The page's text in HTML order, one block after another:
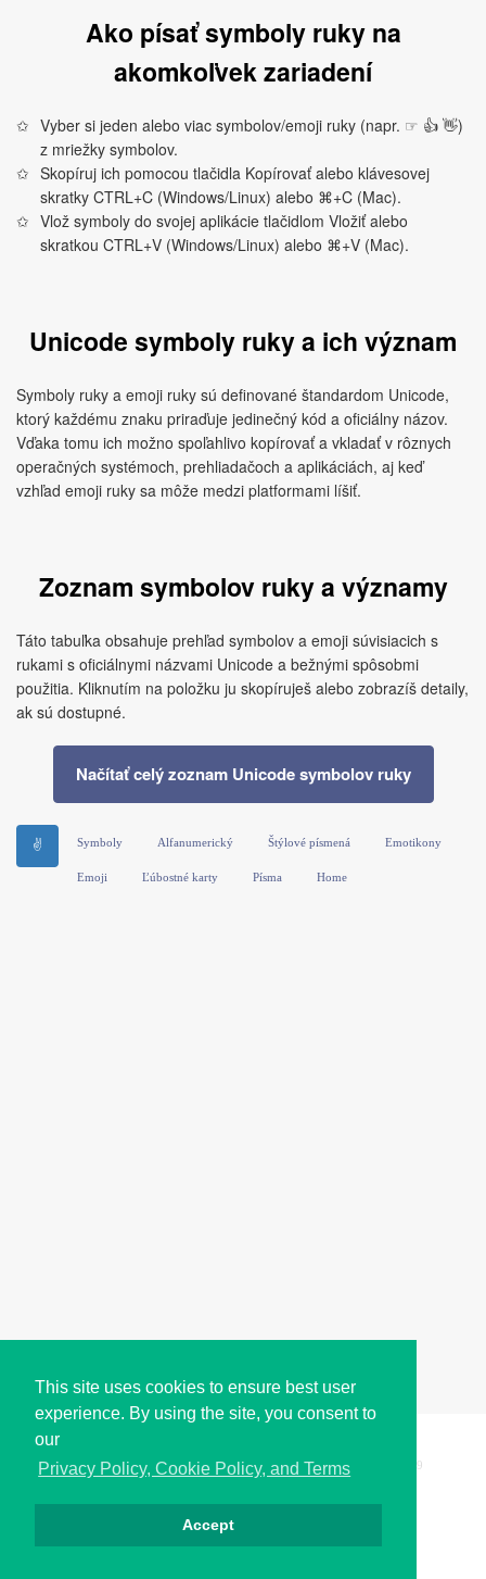
This site uses cookies to ensure best user
experience. By using the site, you consent to
our
Privacy Policy, Cookie Policy, and Terms
Accept
Ako písať symboly ruky na
akomkoľvek zariadení
Vyber si jeden alebo viac symbolov/emoji ruky (napr. ☞ 👍 👋)
z mriežky symbolov.
Skopíruj ich pomocou tlačidla Kopírovať alebo klávesovej
skratky CTRL+C (Windows/Linux) alebo ⌘+C (Mac).
Vlož symboly do svojej aplikácie tlačidlom Vložiť alebo
skratkou CTRL+V (Windows/Linux) alebo ⌘+V (Mac).
Unicode symboly ruky a ich význam
Symboly ruky a emoji ruky sú definované štandardom Unicode,
ktorý každému znaku priraďuje jedinečný kód a oficiálny názov.
Vďaka tomu ich možno spoľahlivo kopírovať a vkladať v rôznych
operačných systémoch, prehliadačoch a aplikáciách, aj keď
vzhľad emoji ruky sa môže medzi platformami líšiť.
Zoznam symbolov ruky a významy
Táto tabuľka obsahuje prehľad symbolov a emoji súvisiacich s
rukami s oficiálnymi názvami Unicode a bežnými spôsobmi
použitia. Kliknutím na položku ju skopíruješ alebo zobrazíš detaily,
ak sú dostupné.
Načítať celý zoznam Unicode symbolov ruky
✌ Symboly Alfanumerický Štýlové písmená Emotikony
Emoji Ľúbostné karty Písma Home
Copyright © i2Symbol 2011-2026, Sciweavers LLC 199
Privacy Cookies Terms Contact About